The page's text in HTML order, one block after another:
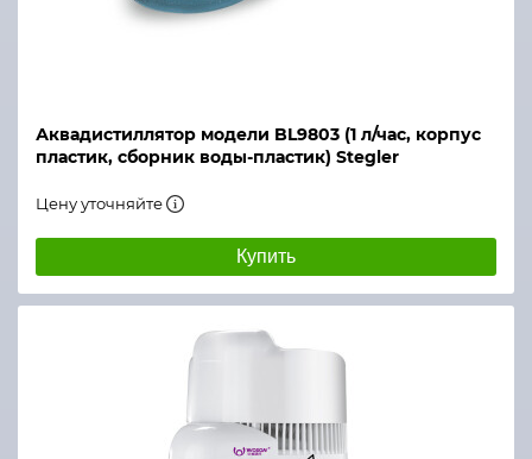
Аквадистиллятор модели BL9803 (1 л/час, корпус
пластик, сборник воды-пластик) Stegler
Цену уточняйте
Купить